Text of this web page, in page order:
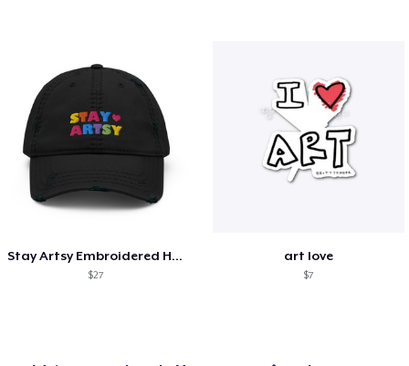
Stay Artsy Embroidered Hat
$27
art love
$7